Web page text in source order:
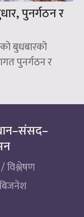
पुनर्गठन र
बुधबारको
पुनर्गठन र
विश्लेषण